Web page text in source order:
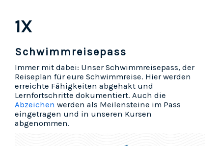
1X
Schwimmreisepass
Immer mit dabei: Unser Schwimmreisepass, der
Reiseplan für eure Schwimmreise. Hier werden
erreichte Fähigkeiten abgehakt und
Lernfortschritte dokumentiert. Auch die
Abzeichen werden als Meilensteine im Pass
eingetragen und in unseren Kursen
abgenommen.